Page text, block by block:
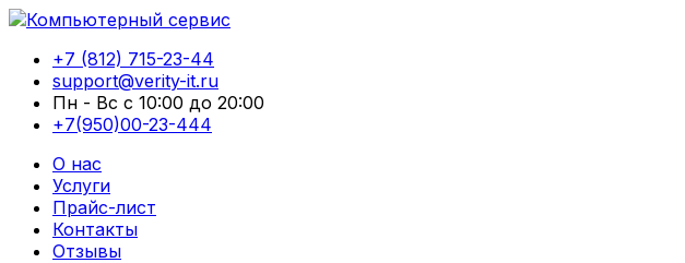
+7 (812) 715-23-44
support@verity-it.ru
Пн - Вс с 10:00 до 20:00
+7(950)00-23-444
О нас
Услуги
Прайс-лист
Контакты
Отзывы